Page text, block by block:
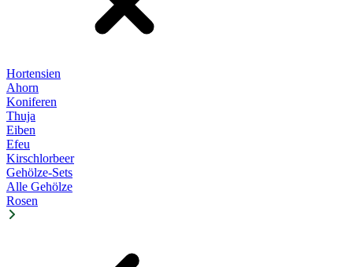
Hortensien
Ahorn
Koniferen
Thuja
Eiben
Efeu
Kirschlorbeer
Gehölze-Sets
Alle Gehölze
Rosen